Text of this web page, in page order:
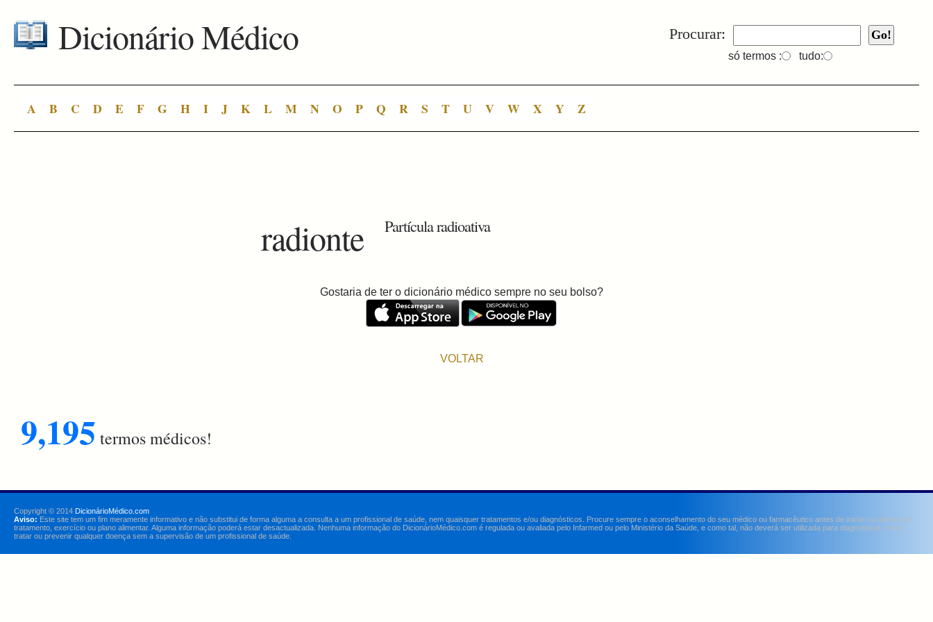
Procurar:
só termos : tudo:
Dicionário Médico
A B C D E F G H I J K L M N O P Q R S T U V W X Y Z
radionte Partícula radioativa
Gostaria de ter o dicionário médico sempre no seu bolso?
VOLTAR
9,195 termos médicos!
Copyright © 2014 DicionárioMédico.com
Aviso: Este site tem um fim meramente informativo e não substitui de forma alguma a consulta a um profissional de saúde, nem quaisquer tratamentos e/ou diagnósticos. Procure sempre o aconselhamento do seu médico ou farmacêutico antes de iniciar ou alterar um
tratamento, exercício ou plano alimentar. Alguma informação poderá estar desactualizada. Nenhuma informação do DicionárioMédico.com é regulada ou avaliada pelo Infarmed ou pelo Ministério da Saúde, e como tal, não deverá ser utilizada para diagnosticar, curar,
tratar ou prevenir qualquer doença sem a supervisão de um profissional de saúde.